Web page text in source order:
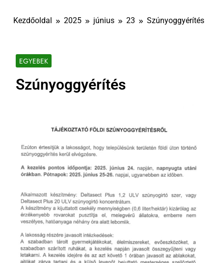
Kezdőoldal 2025 június 23 Szúnyoggyérítés
EGYEBEK
Szúnyoggyérítés